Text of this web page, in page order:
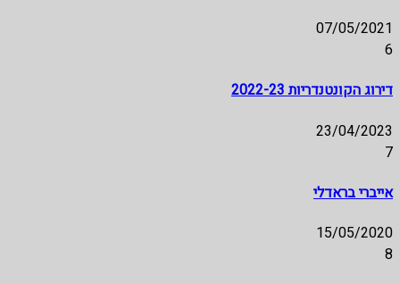
07/05/2021
6
דירוג הקונטנדריות 2022-23
23/04/2023
7
אייברי בראדלי
15/05/2020
8